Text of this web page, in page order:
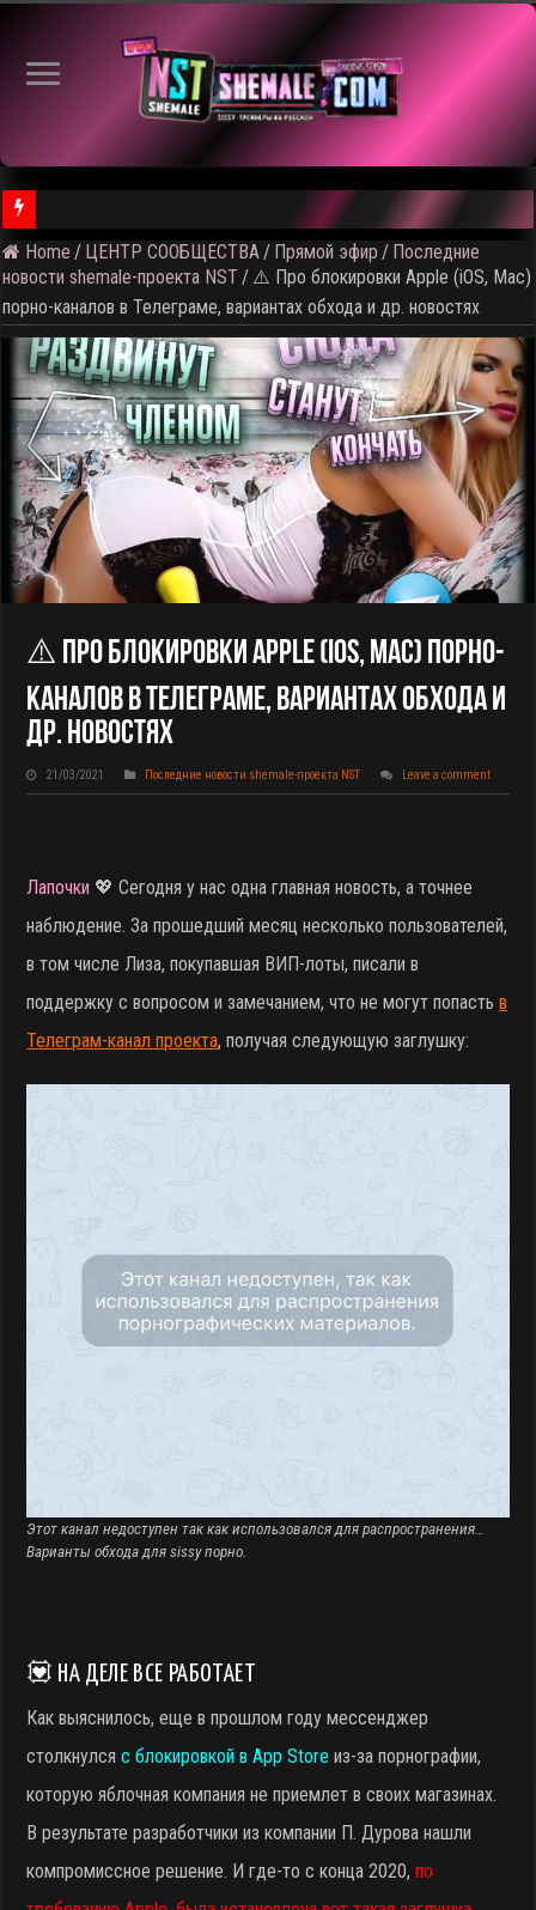
⚠️ Результаты голосования и тема следующего откртытого
Home / ЦЕНТР СООБЩЕСТВА / Прямой эфир / Последние
новости shemale-проекта NST / ⚠️ Про блокировки Apple (iOS, Mac)
порно-каналов в Телеграме, вариантах обхода и др. новостях
⚠️ Про Блокировки Apple (iOS, Mac) Порно-
Каналов В Телеграме, Вариантах Обхода И
Др. Новостях
21/03/2021 Последние новости shemale-проекта NST Leave a comment
Лапочки 💖 Сегодня у нас одна главная новость, а точнее
наблюдение. За прошедший месяц несколько пользователей,
в том числе Лиза, покупавшая ВИП-лоты, писали в
поддержку с вопросом и замечанием, что не могут попастьв
Телеграм-канал проекта, получая следующую заглушку:
Этот канал недоступен так как использовался для распространения…
Варианты обхода для sissy порно.
💟 НА ДЕЛЕ ВСЕ РАБОТАЕТ
Как выяснилось, еще в прошлом году мессенджер
столкнулсяс блокировкой в App Store из-за порнографии,
которую яблочная компания не приемлет в своих магазинах.
В результате разработчики из компании П. Дурова нашли
компромиссное решение. И где-то с конца 2020,по